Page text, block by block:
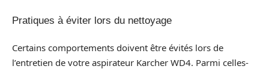
Pratiques à éviter lors du nettoyage
Certains comportements doivent être évités lors de
l’entretien de votre aspirateur Karcher WD4. Parmi celles-